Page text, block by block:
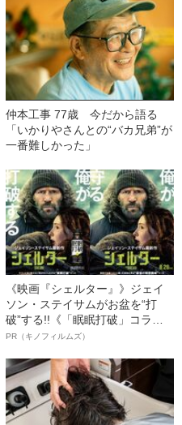
仲本工事 77歳 今だから語る
「いかりやさんとの“バカ兄弟”が
一番難しかった」
《映画『シェルター』》ジェイ
ソン・ステイサムがお盆を“打
破”する!!《「眠眠打破」コラ
ボ》
PR（キノフィルムズ）